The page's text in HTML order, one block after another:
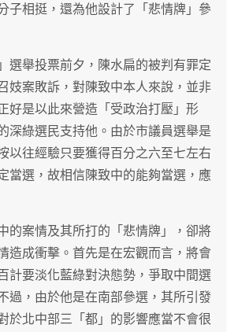
子相挺，還為他設計了「悲情牌」參
選舉投票前夕，陳水扁的被判有罪定
妓案敗訴，對陳致中本人來說，並非
好是以此來營造「受政治打壓」形
深綠選民支持他。由於市議員選舉是
以往經驗只要獲得百分之六至七左右
當選，故相信陳致中的能夠當選，應
的案情及其所打的「悲情牌」，卻將
造成衝擊。首先是在宏觀而言，將會
計要淡化藍綠對決態勢，爭取中間選
過，由於他是在南部參選，其所引發
於北中部三「都」的影響應當不會很